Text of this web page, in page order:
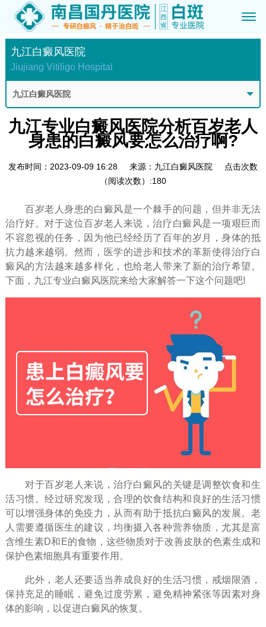
九江白癜风医院
Jiujiang Vitiligo Hospital
九江白癜风医院
九江专业白癜风医院分析百岁老人
身患的白癜风要怎么治疗啊?
发布时间：2023-09-09 16:28 来源：九江白癜风医院
点击次数
（阅读次数）:180
百岁老人身患的白癜风是一个棘手的问题，但并非无法
治疗好。对于这位百岁老人来说，治疗白癜风是一项艰巨而
不容忽视的任务，因为他已经经历了百年的岁月，身体的抵
抗力越来越弱。然而，医学的进步和技术的革新使得治疗白
癜风的方法越来越多样化，也给老人带来了新的治疗希望。
下面，九江专业白癜风医院来给大家解答一下这个问题吧!
对于百岁老人来说，治疗白癜风的关键是调整饮食和生
活习惯。经过研究发现，合理的饮食结构和良好的生活习惯
可以增强身体的免疫力，从而有助于抵抗白癜风的发展。老
人需要遵循医生的建议，均衡摄入各种营养物质，尤其是富
含维生素D和E的食物，这些物质对于改善皮肤的色素生成和
保护色素细胞具有重要作用。
此外，老人还要适当养成良好的生活习惯，戒烟限酒，
保持充足的睡眠，避免过度劳累，避免精神紧张等因素对身
体的影响，以促进白癜风的恢复。